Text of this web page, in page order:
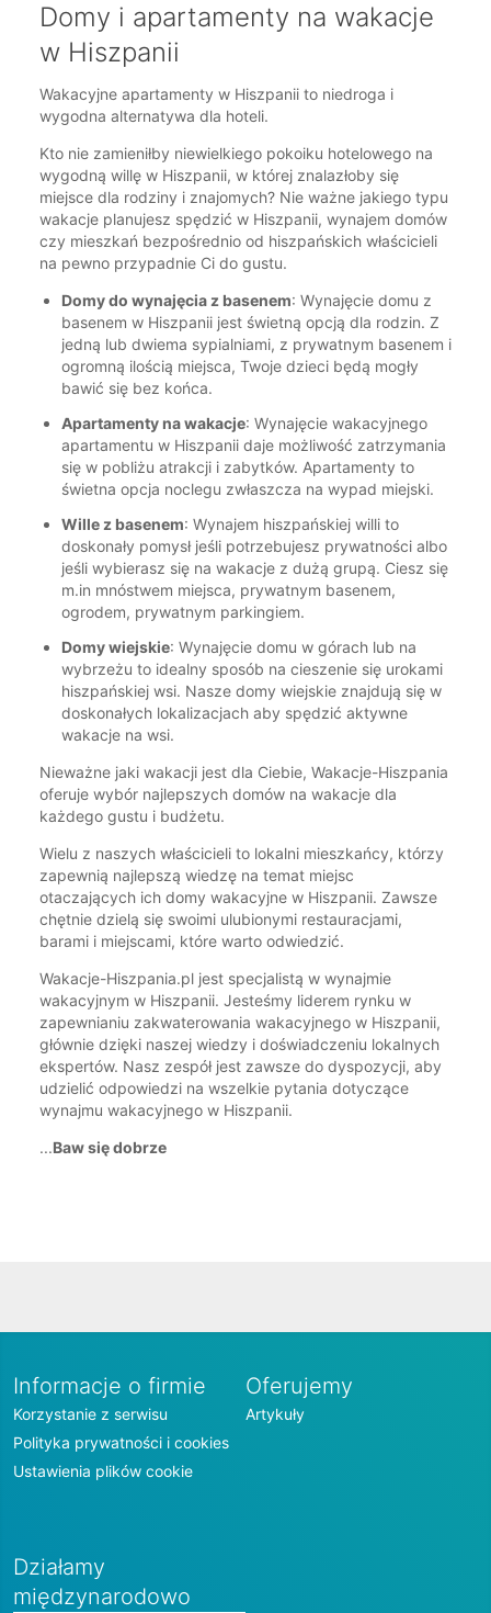
Domy i apartamenty na wakacje
w Hiszpanii
Wakacyjne apartamenty w Hiszpanii to niedroga i
wygodna alternatywa dla hoteli.
Kto nie zamieniłby niewielkiego pokoiku hotelowego na
wygodną willę w Hiszpanii, w której znalazłoby się
miejsce dla rodziny i znajomych? Nie ważne jakiego typu
wakacje planujesz spędzić w Hiszpanii, wynajem domów
czy mieszkań bezpośrednio od hiszpańskich właścicieli
na pewno przypadnie Ci do gustu.
Domy do wynajęcia z basenem: Wynajęcie domu z
basenem w Hiszpanii jest świetną opcją dla rodzin. Z
jedną lub dwiema sypialniami, z prywatnym basenem i
ogromną ilością miejsca, Twoje dzieci będą mogły
bawić się bez końca.
Apartamenty na wakacje: Wynajęcie wakacyjnego
apartamentu w Hiszpanii daje możliwość zatrzymania
się w pobliżu atrakcji i zabytków. Apartamenty to
świetna opcja noclegu zwłaszcza na wypad miejski.
Wille z basenem: Wynajem hiszpańskiej willi to
doskonały pomysł jeśli potrzebujesz prywatności albo
jeśli wybierasz się na wakacje z dużą grupą. Ciesz się
m.in mnóstwem miejsca, prywatnym basenem,
ogrodem, prywatnym parkingiem.
Domy wiejskie: Wynajęcie domu w górach lub na
wybrzeżu to idealny sposób na cieszenie się urokami
hiszpańskiej wsi. Nasze domy wiejskie znajdują się w
doskonałych lokalizacjach aby spędzić aktywne
wakacje na wsi.
Nieważne jaki wakacji jest dla Ciebie, Wakacje-Hiszpania
oferuje wybór najlepszych domów na wakacje dla
każdego gustu i budżetu.
Wielu z naszych właścicieli to lokalni mieszkańcy, którzy
zapewnią najlepszą wiedzę na temat miejsc
otaczających ich domy wakacyjne w Hiszpanii. Zawsze
chętnie dzielą się swoimi ulubionymi restauracjami,
barami i miejscami, które warto odwiedzić.
Wakacje-Hiszpania.pl jest specjalistą w wynajmie
wakacyjnym w Hiszpanii. Jesteśmy liderem rynku w
zapewnianiu zakwaterowania wakacyjnego w Hiszpanii,
głównie dzięki naszej wiedzy i doświadczeniu lokalnych
ekspertów. Nasz zespół jest zawsze do dyspozycji, aby
udzielić odpowiedzi na wszelkie pytania dotyczące
wynajmu wakacyjnego w Hiszpanii.
...Baw się dobrze
Informacje o firmie
Korzystanie z serwisu
Polityka prywatności i cookies
Ustawienia plików cookie
Oferujemy
Artykuły
Działamy
międzynarodowo